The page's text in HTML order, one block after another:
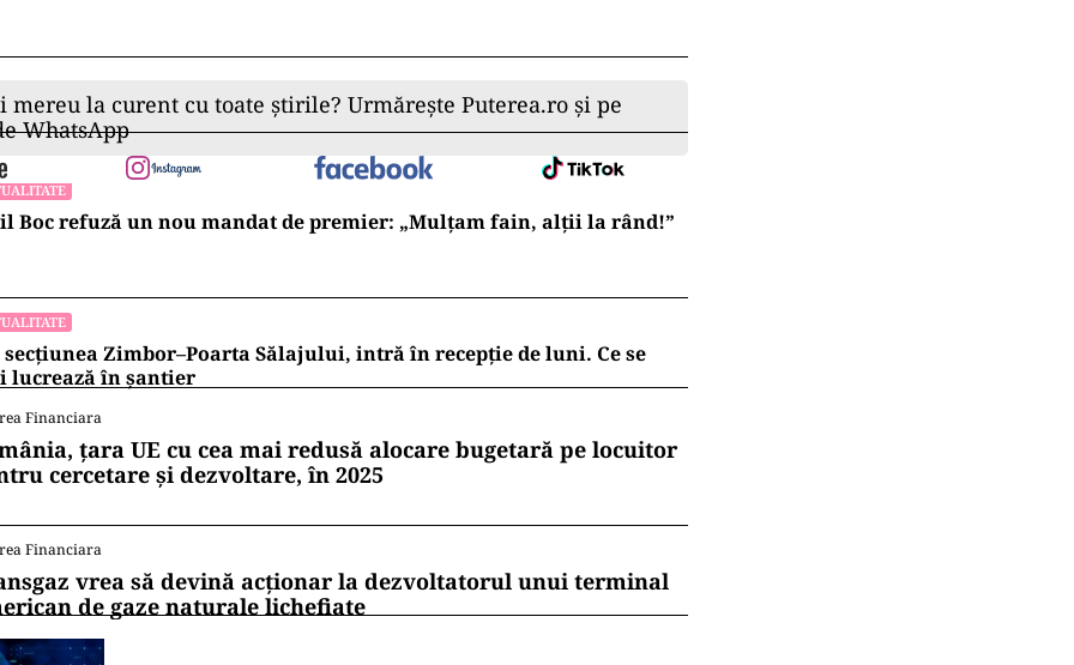
mereu la curent cu toate știrile? Urmărește Puterea.ro și pe
WhatsApp
Boc refuză un nou mandat de premier: „Mulțam fain, alții la rând!”
secțiunea Zimbor–Poarta Sălajului, intră în recepție de luni. Ce se
lucrează în șantier
Financiara
țara UE cu cea mai redusă alocare bugetară pe locuitor
cercetare și dezvoltare, în 2025
Financiara
vrea să devină acționar la dezvoltatorul unui terminal
de gaze naturale lichefiate